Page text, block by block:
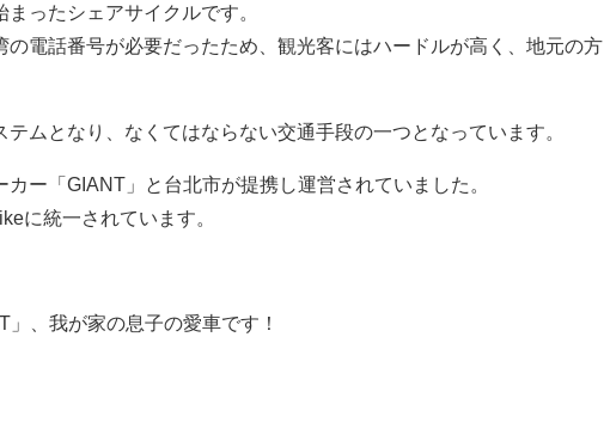
ったシェアサイクルです。
電話番号が必要だったため、観光客にはハードルが高く、地元の方
ムとなり、なくてはならない交通手段の一つとなっています。
ー「GIANT」と台北市が提携し運営されていました。
に統一されています。
、我が家の息子の愛車です！